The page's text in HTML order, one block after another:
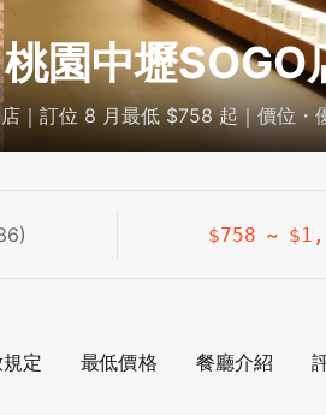
園中壢SOGO
｜訂位 8 月最低 $758 起｜價位・
) $758 ~ $
定 最低價格 餐廳介紹